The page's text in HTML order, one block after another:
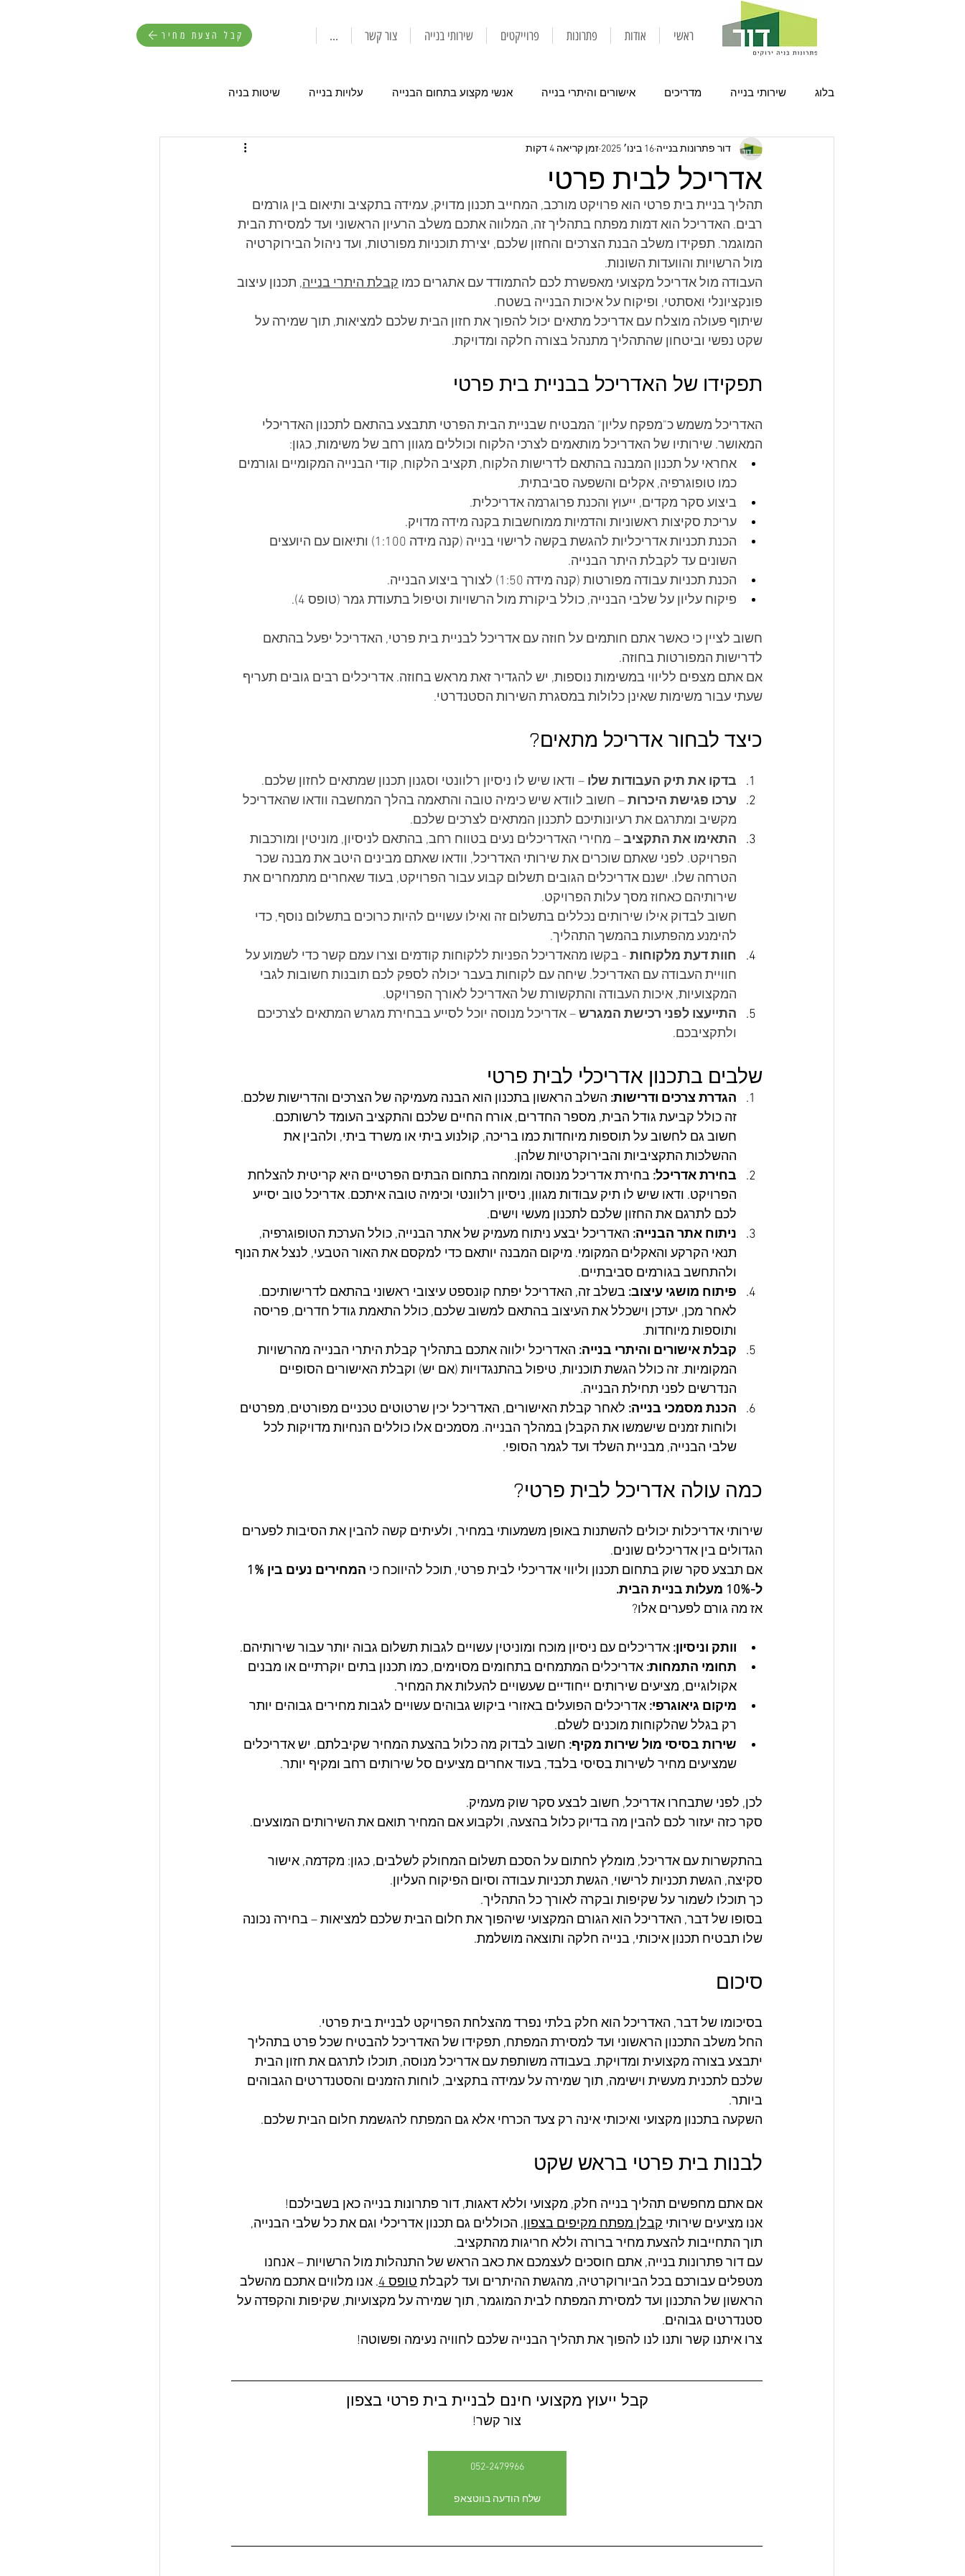
קבל הצעת מחיר ראשי אודות פתרונות פרוייקטים שירותי בנייה צור קשר ...
בלוג שירותי בנייה מדריכים אישורים והיתרי בנייה אנשי מקצוע בתחום הבנייה עלויות בנייה שיטות בניה
אדריכל לבית פרטי
דור פתרונות בנייה 16 בינו׳ 2025 זמן קריאה 4 דקות
תהליך בניית בית פרטי הוא פרויקט מורכב, המחייב תכנון מדויק, עמידה בתקציב ותיאום בין גורמים
רבים. האדריכל הוא דמות מפתח בתהליך זה, המלווה אתכם משלב הרעיון הראשוני ועד למסירת הבית
המוגמר. תפקידו משלב הבנת הצרכים והחזון שלכם, יצירת תוכניות מפורטות, ועד ניהול הבירוקרטיה
מול הרשויות והוועדות השונות.
העבודה מול אדריכל מקצועי מאפשרת לכם להתמודד עם אתגרים כמו קבלת היתרי בנייה, תכנון עיצוב
פונקציונלי ואסתטי, ופיקוח על איכות הבנייה בשטח.
שיתוף פעולה מוצלח עם אדריכל מתאים יכול להפוך את חזון הבית שלכם למציאות, תוך שמירה על
שקט נפשי וביטחון שהתהליך מתנהל בצורה חלקה ומדויקת.
תפקידו של האדריכל בבניית בית פרטי
האדריכל משמש כ"מפקח עליון" המבטיח שבניית הבית הפרטי תתבצע בהתאם לתכנון האדריכלי
המאושר. שירותיו של האדריכל מותאמים לצרכי הלקוח וכוללים מגוון רחב של משימות, כגון:
אחראי על תכנון המבנה בהתאם לדרישות הלקוח, תקציב הלקוח, קודי הבנייה המקומיים וגורמים
כמו טופוגרפיה, אקלים והשפעה סביבתית.
ביצוע סקר מקדים, ייעוץ והכנת פרוגרמה אדריכלית.
עריכת סקיצות ראשוניות והדמיות ממוחשבות בקנה מידה מדויק.
הכנת תכניות אדריכליות להגשת בקשה לרישוי בנייה (קנה מידה 1:100) ותיאום עם היועצים
השונים עד לקבלת היתר הבנייה.
הכנת תכניות עבודה מפורטות (קנה מידה 1:50) לצורך ביצוע הבנייה.
פיקוח עליון על שלבי הבנייה, כולל ביקורת מול הרשויות וטיפול בתעודת גמר (טופס 4).
חשוב לציין כי כאשר אתם חותמים על חוזה עם אדריכל לבניית בית פרטי, האדריכל יפעל בהתאם
לדרישות המפורטות בחוזה.
אם אתם מצפים לליווי במשימות נוספות, יש להגדיר זאת מראש בחוזה. אדריכלים רבים גובים תעריף
שעתי עבור משימות שאינן כלולות במסגרת השירות הסטנדרטי.
כיצד לבחור אדריכל מתאים?
בדקו את תיק העבודות שלו – ודאו שיש לו ניסיון רלוונטי וסגנון תכנון שמתאים לחזון שלכם.
ערכו פגישת היכרות – חשוב לוודא שיש כימיה טובה והתאמה בהלך המחשבה וודאו שהאדריכל
מקשיב ומתרגם את רעיונותיכם לתכנון המתאים לצרכים שלכם.
התאימו את התקציב – מחירי האדריכלים נעים בטווח רחב, בהתאם לניסיון, מוניטין ומורכבות
הפרויקט. לפני שאתם שוכרים את שירותי האדריכל, וודאו שאתם מבינים היטב את מבנה שכר
הטרחה שלו. ישנם אדריכלים הגובים תשלום קבוע עבור הפרויקט, בעוד שאחרים מתמחרים את
שירותיהם כאחוז מסך עלות הפרויקט.
חשוב לבדוק אילו שירותים נכללים בתשלום זה ואילו עשויים להיות כרוכים בתשלום נוסף, כדי
להימנע מהפתעות בהמשך התהליך.
חוות דעת מלקוחות - בקשו מהאדריכל הפניות ללקוחות קודמים וצרו עמם קשר כדי לשמוע על
חוויית העבודה עם האדריכל. שיחה עם לקוחות בעבר יכולה לספק לכם תובנות חשובות לגבי
המקצועיות, איכות העבודה והתקשורת של האדריכל לאורך הפרויקט.
התייעצו לפני רכישת המגרש – אדריכל מנוסה יוכל לסייע בבחירת מגרש המתאים לצרכיכם
ולתקציבכם.
שלבים בתכנון אדריכלי לבית פרטי
הגדרת צרכים ודרישות: השלב הראשון בתכנון הוא הבנה מעמיקה של הצרכים והדרישות שלכם.
זה כולל קביעת גודל הבית, מספר החדרים, אורח החיים שלכם והתקציב העומד לרשותכם.
חשוב גם לחשוב על תוספות מיוחדות כמו בריכה, קולנוע ביתי או משרד ביתי, ולהבין את
ההשלכות התקציביות והבירוקרטיות שלהן.
בחירת אדריכל: בחירת אדריכל מנוסה ומומחה בתחום הבתים הפרטיים היא קריטית להצלחת
הפרויקט. ודאו שיש לו תיק עבודות מגוון, ניסיון רלוונטי וכימיה טובה איתכם. אדריכל טוב יסייע
לכם לתרגם את החזון שלכם לתכנון מעשי וישים.
ניתוח אתר הבנייה: האדריכל יבצע ניתוח מעמיק של אתר הבנייה, כולל הערכת הטופוגרפיה,
תנאי הקרקע והאקלים המקומי. מיקום המבנה יותאם כדי למקסם את האור הטבעי, לנצל את הנוף
ולהתחשב בגורמים סביבתיים.
פיתוח מושגי עיצוב: בשלב זה, האדריכל יפתח קונספט עיצובי ראשוני בהתאם לדרישותיכם.
לאחר מכן, יעדכן וישכלל את העיצוב בהתאם למשוב שלכם, כולל התאמת גודל חדרים, פריסה
ותוספות מיוחדות.
קבלת אישורים והיתרי בנייה: האדריכל ילווה אתכם בתהליך קבלת היתרי הבנייה מהרשויות
המקומיות. זה כולל הגשת תוכניות, טיפול בהתנגדויות (אם יש) וקבלת האישורים הסופיים
הנדרשים לפני תחילת הבנייה.
הכנת מסמכי בנייה: לאחר קבלת האישורים, האדריכל יכין שרטוטים טכניים מפורטים, מפרטים
ולוחות זמנים שישמשו את הקבלן במהלך הבנייה. מסמכים אלו כוללים הנחיות מדויקות לכל
שלבי הבנייה, מבניית השלד ועד לגמר הסופי.
כמה עולה אדריכל לבית פרטי?
שירותי אדריכלות יכולים להשתנות באופן משמעותי במחיר, ולעיתים קשה להבין את הסיבות לפערים
הגדולים בין אדריכלים שונים.
אם תבצע סקר שוק בתחום תכנון וליווי אדריכלי לבית פרטי, תוכל להיווכח כי
ל-10% מעלות בניית הבית.
אז מה גורם לפערים אלו?
וותק וניסיון: אדריכלים עם ניסיון מוכח ומוניטין עשויים לגבות תשלום גבוה יותר עבור שירותיהם.
תחומי התמחות: אדריכלים המתמחים בתחומים מסוימים, כמו תכנון בתים יוקרתיים או מבנים
אקולוגיים, מציעים שירותים ייחודיים שעשויים להעלות את המחיר.
מיקום גיאוגרפי: אדריכלים הפועלים באזורי ביקוש גבוהים עשויים לגבות מחירים גבוהים יותר
רק בגלל שהלקוחות מוכנים לשלם.
שירות בסיסי מול שירות מקיף: חשוב לבדוק מה כלול בהצעת המחיר שקיבלתם. יש אדריכלים
שמציעים מחיר לשירות בסיסי בלבד, בעוד אחרים מציעים סל שירותים רחב ומקיף יותר.
לכן, לפני שתבחרו אדריכל, חשוב לבצע סקר שוק מעמיק.
סקר כזה יעזור לכם להבין מה בדיוק כלול בהצעה, ולקבוע אם המחיר תואם את השירותים המוצעים.
בהתקשרות עם אדריכל, מומלץ לחתום על הסכם תשלום המחולק לשלבים, כגון: מקדמה, אישור
סקיצה, הגשת תכניות לרישוי, הגשת תכניות עבודה וסיום הפיקוח העליון.
כך תוכלו לשמור על שקיפות ובקרה לאורך כל התהליך.
בסופו של דבר, האדריכל הוא הגורם המקצועי שיהפוך את חלום הבית שלכם למציאות – בחירה נכונה
שלו תבטיח תכנון איכותי, בנייה חלקה ותוצאה מושלמת.
סיכום
בסיכומו של דבר, האדריכל הוא חלק בלתי נפרד מהצלחת הפרויקט לבניית בית פרטי.
החל משלב התכנון הראשוני ועד למסירת המפתח, תפקידו של האדריכל להבטיח שכל פרט בתהליך
יתבצע בצורה מקצועית ומדויקת. בעבודה משותפת עם אדריכל מנוסה, תוכלו לתרגם את חזון הבית
שלכם לתכנית מעשית וישימה, תוך שמירה על עמידה בתקציב, לוחות הזמנים והסטנדרטים הגבוהים
ביותר.
השקעה בתכנון מקצועי ואיכותי אינה רק צעד הכרחי אלא גם המפתח להגשמת חלום הבית שלכם.
לבנות בית פרטי בראש שקט
אם אתם מחפשים תהליך בנייה חלק, מקצועי וללא דאגות, דור פתרונות בנייה כאן בשבילכם!
אנו מציעים שירותי קבלן מפתח מקיפים בצפון, הכוללים גם תכנון אדריכלי וגם את כל שלבי הבנייה,
תוך התחייבות להצעת מחיר ברורה וללא חריגות מהתקציב.
עם דור פתרונות בנייה, אתם חוסכים לעצמכם את כאב הראש של התנהלות מול הרשויות – אנחנו
מטפלים עבורכם בכל הביורוקרטיה, מהגשת ההיתרים ועד לקבלת טופס 4
. אנו מלווים אתכם מהשלב
הראשון של התכנון ועד למסירת המפתח לבית המוגמר, תוך שמירה על מקצועיות, שקיפות והקפדה על
סטנדרטים גבוהים.
צרו איתנו קשר ותנו לנו להפוך את תהליך הבנייה שלכם לחוויה נעימה ופשוטה!
קבל ייעוץ מקצועי חינם לבניית בית פרטי בצפון
צור קשר!
052-2479966
שלח הודעה בווטצאפ